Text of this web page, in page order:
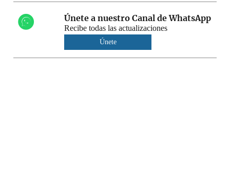
Únete a nuestro Canal de WhatsApp
Recibe todas las actualizaciones
Únete